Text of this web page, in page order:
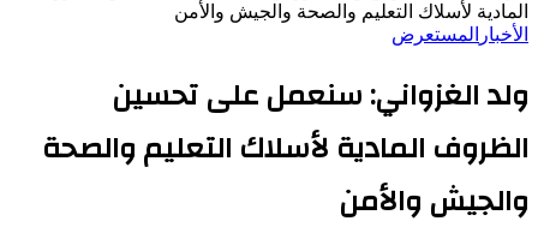
المادية لأسلاك التعليم والصحة والجيش والأمن
الأخبار المستعرض
ولد الغزواني: سنعمل على تحسين
الظروف المادية لأسلاك التعليم والصحة
والجيش والأمن